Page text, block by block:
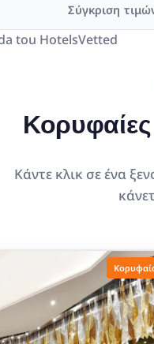
Σύγκριση
tou HotelsVetted
Κάντε κλικ σε ένα